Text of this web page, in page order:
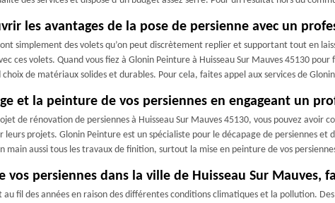
les avantages de la pose de persienne avec un
simplement des volets qu’on peut discrètement replier et supportant tout en
ces volets. Quand vous fiez à Glonin Peinture à Huisseau Sur Mauves 45130
de matériaux solides et durables. Pour cela, faites appel aux services de
et la peinture de vos persiennes en engageant un
de rénovation de persiennes à Huisseau Sur Mauves 45130, vous pouvez
leurs projets. Glonin Peinture est un spécialiste pour le décapage de persiennes
main aussi tous les travaux de finition, surtout la mise en peinture de vos
vos persiennes dans la ville de Huisseau Sur Mauves,
au fil des années en raison des différentes conditions climatiques et la pollution.